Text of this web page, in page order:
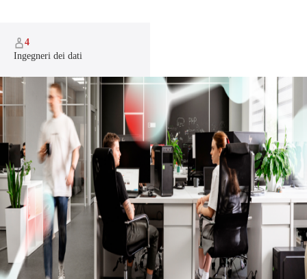
4
Ingegneri dei dati